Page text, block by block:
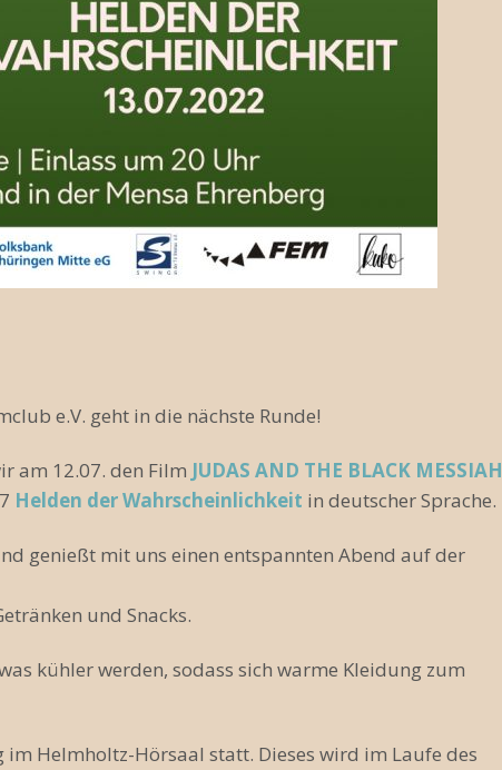
e.V. geht in die nächste Runde!
am 12.07. den Film JUDAS AND THE BLACK MESSIAH
Helden der Wahrscheinlichkeit in deutscher Sprache.
genießt mit uns einen entspannten Abend auf der
und Snacks.
kühler werden, sodass sich warme Kleidung zum
Helmholtz-Hörsaal statt. Dieses wird im Laufe des